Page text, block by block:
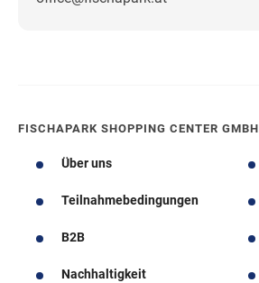
FISCHAPARK SHOPPING CENTER GMBH
Über uns
Teilnahmebedingungen
B2B
Nachhaltigkeit